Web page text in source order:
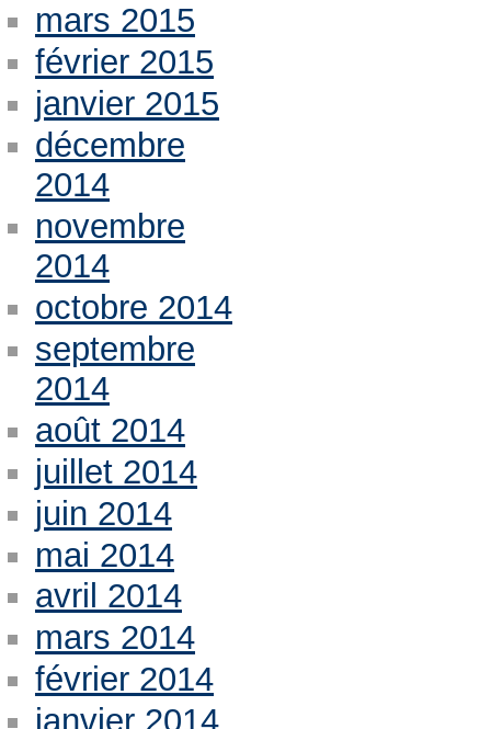
mars 2015
février 2015
janvier 2015
décembre
2014
novembre
2014
octobre 2014
septembre
2014
août 2014
juillet 2014
juin 2014
mai 2014
avril 2014
mars 2014
février 2014
janvier 2014